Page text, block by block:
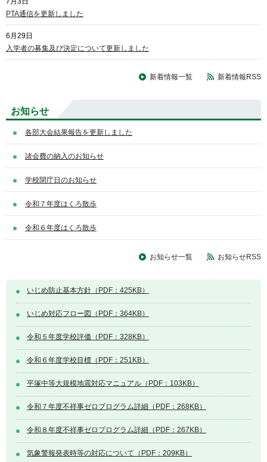
PTA通信を更新しました
6月29日
入学者の募集及び決定について更新しました
新着情報一覧 新着情報RSS
お知らせ
各部大会結果報告を更新しました
諸会費の納入のお知らせ
学校閉庁日のお知らせ
令和７年度はくろ散歩
令和６年度はくろ散歩
お知らせ一覧 お知らせRSS
いじめ防止基本方針（PDF：425KB）
いじめ対応フロー図（PDF：364KB）
令和５年度学校評価（PDF：328KB）
令和６年度学校目標（PDF：251KB）
平塚中等大規模地震対応マニュアル（PDF：103KB）
令和７年度不祥事ゼロプログラム詳細（PDF：268KB）
令和８年度不祥事ゼロプログラム詳細（PDF：267KB）
気象警報発表時等の対応について（PDF：209KB）